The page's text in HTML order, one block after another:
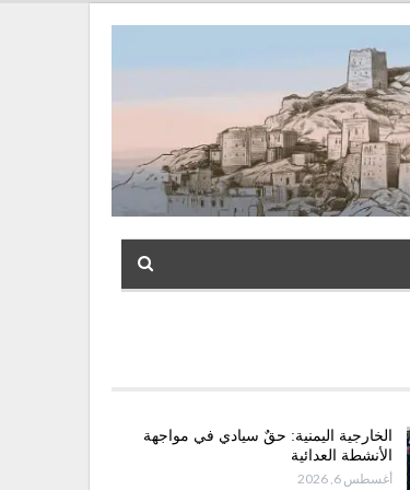
الخارجية اليمنية: حقٌ سيادي في مواجهة
الأنشطة العدائية
أغسطس 6, 2026